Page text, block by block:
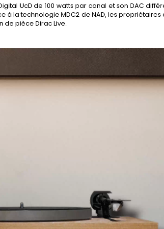
UcD de 100 watts par canal et son DAC
à la technologie MDC2 de NAD, les
de pièce Dirac Live.